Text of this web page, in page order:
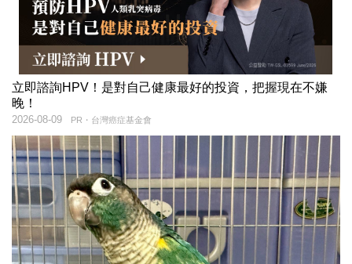
立即諮詢HPV！是對自己健康最好的投資，把握現在不嫌
晚！
PR・台灣癌症基金會
2026-08-09